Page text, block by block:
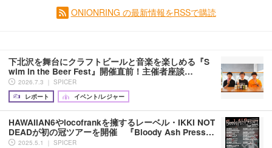
ONIONRING の最新情報をRSSで購読
下北沢を舞台にクラフトビールと音楽を楽しめる『S
wim in the Beer Fest』開催直前！主催者座談…
2026.7.3 ｜ SPICER
レポート
イベント/レジャー
HAWAIIAN6やlocofrankを擁するレーベル・IKKI NOT
DEADが初の冠ツアーを開催 『Bloody Ash Press…
2025.5.1 ｜ SPICER